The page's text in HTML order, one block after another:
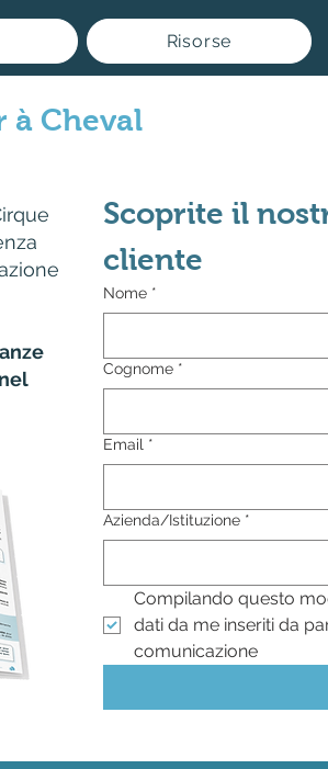
Risorse
à Cheval
Scoprite il
cliente
Nome *
Cognome *
Email *
Azienda/Istituzione *
Compilando questo
dati da me inseriti da
comunicazione